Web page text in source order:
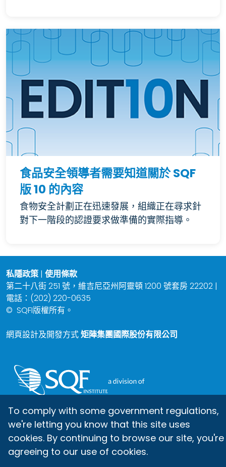
食品安全領導者需要知道關於 SQF
版 10 的內容
食物安全計劃正在迅速發展，組織正在尋求針
對下一階段的認證要求做準備的實際指導。
私隱政策| 使用條款
第二十八街 251 號，維吉尼亞州阿靈頓 1200 號套房 22202 |
電話：(202) 220-0635
© SQFI版權所有。
網頁設計及開發方式矩陣集團國際股份有限公司
To comply with some government regulations,
we're letting you know that this site uses
cookies. By continuing to browse our site, you're
agreeing to our use of cookies.